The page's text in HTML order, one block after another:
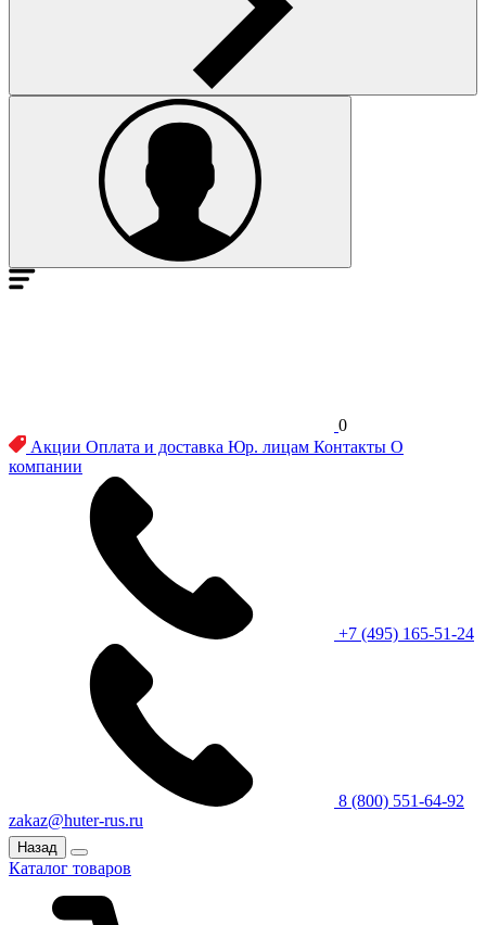
0
Акции Оплата и доставка Юр. лицам Контакты О
компании
+7 (495) 165-51-24
8 (800) 551-64-92
zakaz@huter-rus.ru
Назад
Каталог товаров